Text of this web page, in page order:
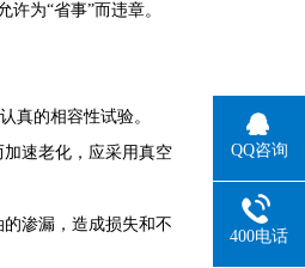
为“省事”而违章。
真的相容性试验。
速老化，应采用真空
渗漏，造成损失和不
QQ咨询
400电话